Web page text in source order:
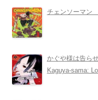
チェンソーマン
かぐや様は告ら
Kaguya-sama: